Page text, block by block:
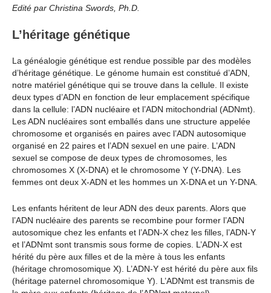
Edité par Christina Swords, Ph.D.
L’héritage génétique
La généalogie génétique est rendue possible par des modèles
d’héritage génétique. Le génome humain est constitué d’ADN,
notre matériel génétique qui se trouve dans la cellule. Il existe
deux types d’ADN en fonction de leur emplacement spécifique
dans la cellule: l’ADN nucléaire et l’ADN mitochondrial (ADNmt).
Les ADN nucléaires sont emballés dans une structure appelée
chromosome et organisés en paires avec l’ADN autosomique
organisé en 22 paires et l’ADN sexuel en une paire. L’ADN
sexuel se compose de deux types de chromosomes, les
chromosomes X (X-DNA) et le chromosome Y (Y-DNA). Les
femmes ont deux X-ADN et les hommes un X-DNA et un Y-DNA.
Les enfants héritent de leur ADN des deux parents. Alors que
l’ADN nucléaire des parents se recombine pour former l’ADN
autosomique chez les enfants et l’ADN-X chez les filles, l’ADN-Y
et l’ADNmt sont transmis sous forme de copies. L’ADN-X est
hérité du père aux filles et de la mère à tous les enfants
(héritage chromosomique X). L’ADN-Y est hérité du père aux fils
(héritage paternel chromosomique Y). L’ADNmt est transmis de